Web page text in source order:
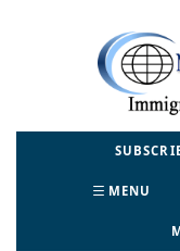
Return
MENU